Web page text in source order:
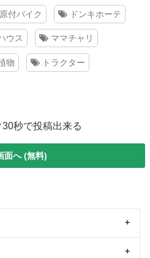
原付バイク ドンキホーテ
ウス ママチャリ
物 トラクター
秒で投稿出来る
面へ (無料)